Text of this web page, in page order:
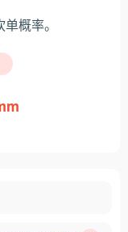
概率。